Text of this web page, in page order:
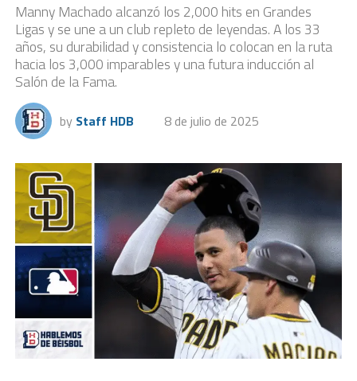
Manny Machado alcanzó los 2,000 hits en Grandes
Ligas y se une a un club repleto de leyendas. A los 33
años, su durabilidad y consistencia lo colocan en la ruta
hacia los 3,000 imparables y una futura inducción al
Salón de la Fama.
by Staff HDB 8 de julio de 2025